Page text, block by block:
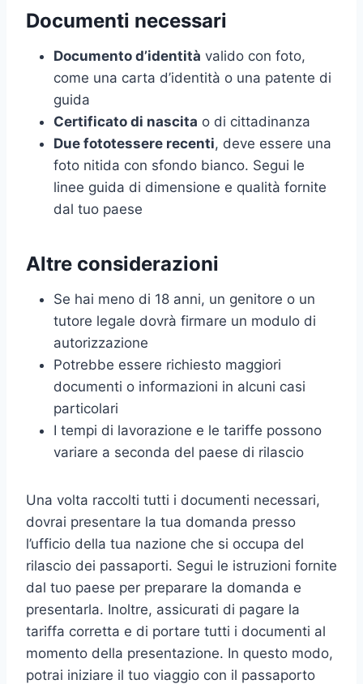
Documenti necessari
Documento d’identità valido con foto,
come una carta d’identità o una patente di
guida
Certificato di nascita o di cittadinanza
Due fototessere recenti, deve essere una
foto nitida con sfondo bianco. Segui le
linee guida di dimensione e qualità fornite
dal tuo paese
Altre considerazioni
Se hai meno di 18 anni, un genitore o un
tutore legale dovrà firmare un modulo di
autorizzazione
Potrebbe essere richiesto maggiori
documenti o informazioni in alcuni casi
particolari
I tempi di lavorazione e le tariffe possono
variare a seconda del paese di rilascio
Una volta raccolti tutti i documenti necessari,
dovrai presentare la tua domanda presso
l’ufficio della tua nazione che si occupa del
rilascio dei passaporti. Segui le istruzioni fornite
dal tuo paese per preparare la domanda e
presentarla. Inoltre, assicurati di pagare la
tariffa corretta e di portare tutti i documenti al
momento della presentazione. In questo modo,
potrai iniziare il tuo viaggio con il passaporto